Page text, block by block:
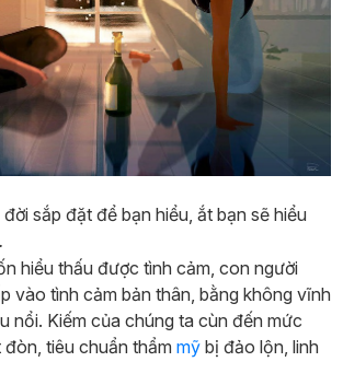
sắp đặt để bạn hiểu, ắt bạn sẽ hiểu
hiểu thấu được tình cảm, con người
vào tình cảm bản thân, bằng không vĩnh
nổi. Kiếm của chúng ta cùn đến mức
tiêu chuẩn thẩm mỹ bị đảo lộn, linh